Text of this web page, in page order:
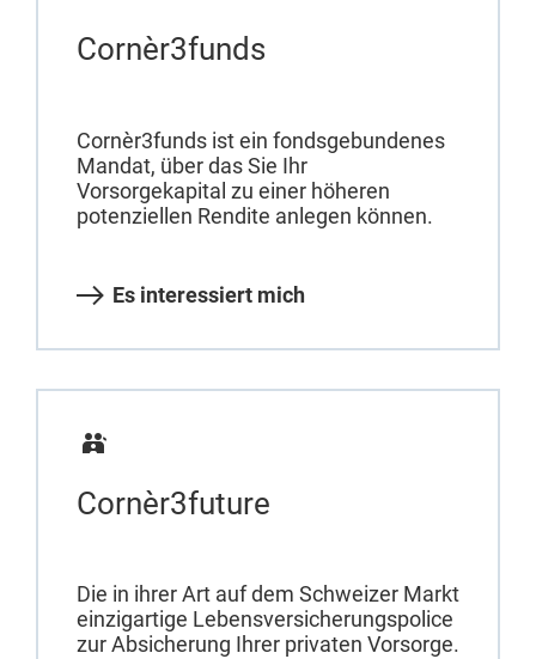
Cornèr3funds
Cornèr3funds ist ein fondsgebundenes
Mandat, über das Sie Ihr
Vorsorgekapital zu einer höheren
potenziellen Rendite anlegen können.
Es interessiert mich
Cornèr3future
Die in ihrer Art auf dem Schweizer Markt
einzigartige Lebensversicherungspolice
zur Absicherung Ihrer privaten Vorsorge.